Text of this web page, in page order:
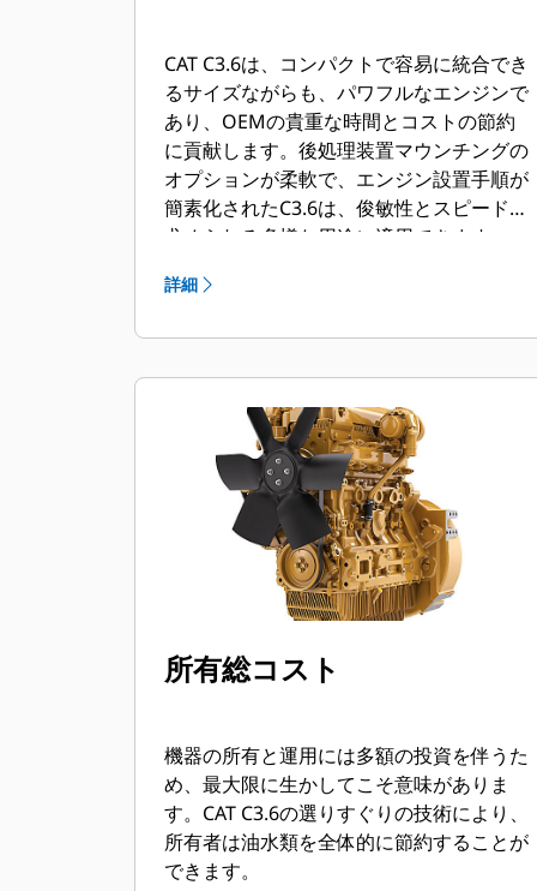
CAT C3.6は、コンパクトで容易に統合でき
るサイズながらも、パワフルなエンジンで
あり、OEMの貴重な時間とコストの節約
に貢献します。後処理装置マウンチングの
オプションが柔軟で、エンジン設置手順が
簡素化されたC3.6は、俊敏性とスピードが
求められる多様な用途に適用できます。
詳細
所有総コスト
機器の所有と運用には多額の投資を伴うた
め、最大限に生かしてこそ意味がありま
す。CAT C3.6の選りすぐりの技術により、
所有者は油水類を全体的に節約することが
できます。